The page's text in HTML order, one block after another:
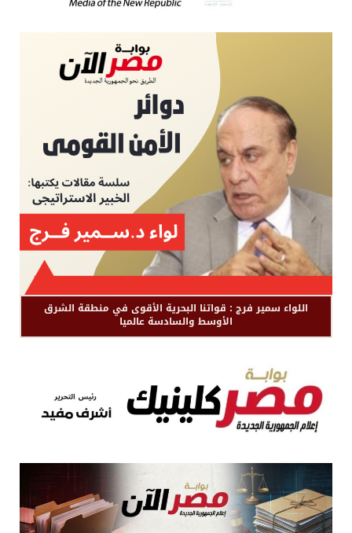
اللواء سمير فرج : قواتنا البحرية الأقوى في منطقة الشرق
الأوسط والسادسة عالميا